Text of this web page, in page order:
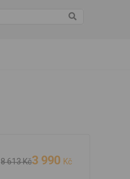
8 613 Kč3 990 Kč